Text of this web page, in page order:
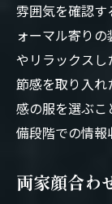
雰囲気を確認す
ォーマル寄り
やリラックスし
節感を取り入
感の服を選ぶこ
備段階での情報
両家顔合わ